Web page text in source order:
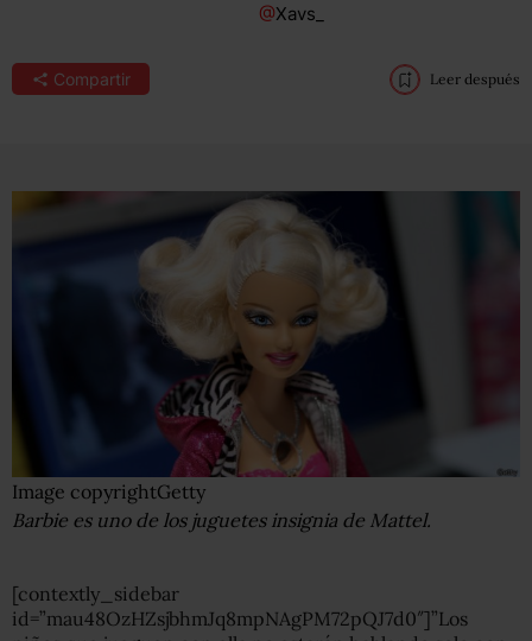
@Xavs_
Compartir Leer después
Image copyrightGetty
Barbie es uno de los juguetes insignia de Mattel.
[contextly_sidebar
id=”mau48OzHZsjbhmJq8mpNAgPM72pQJ7d0″]”Los